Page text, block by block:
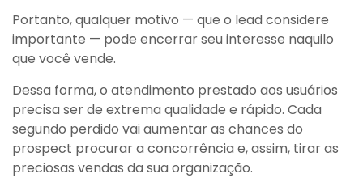
Portanto, qualquer motivo — que o lead considere
importante — pode encerrar seu interesse naquilo
que você vende.
Dessa forma, o atendimento prestado aos usuários
precisa ser de extrema qualidade e rápido. Cada
segundo perdido vai aumentar as chances do
prospect procurar a concorrência e, assim, tirar as
preciosas vendas da sua organização.